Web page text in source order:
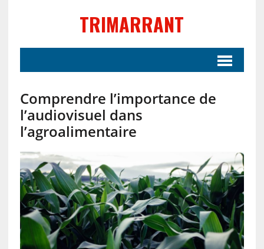
TRIMARRANT
Comprendre l’importance de
l’audiovisuel dans
l’agroalimentaire